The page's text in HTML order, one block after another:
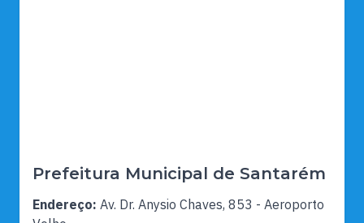
Prefeitura Municipal de Santarém
Endereço: Av. Dr. Anysio Chaves, 853 - Aeroporto